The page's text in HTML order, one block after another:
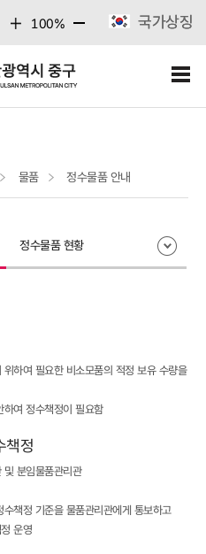
100% 국가상징
물품 정수물품 안내
정수물품 현황
하여 필요한 비소모품의 적정 보유 수량을
여 정수책정이 필요함
책정
및 분임물품관리관
책정 기준을 물품관리관에게 통보하고
운영